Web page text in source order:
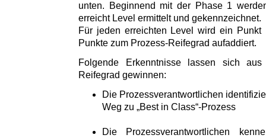
unten. Beginnend mit der Phase 1
erreicht Level ermittelt und gekennzeichnet.
Für jeden erreichten Level wird ein
Punkte zum Prozess-Reifegrad aufaddiert.
Folgende Erkenntnisse lassen sich
Reifegrad gewinnen:
Die Prozessverantwortlichen
Weg zu „Best in Class“-Prozess
Die Prozessverantwortlichen